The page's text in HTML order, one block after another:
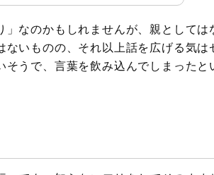
なのかもしれませんが、親としては
いものの、それ以上話を広げる気は
うで、言葉を飲み込んでしまったと